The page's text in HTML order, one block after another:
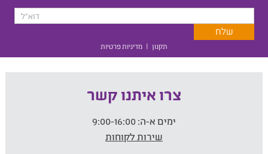
תקנון | מדיניות פרטיות
צרו איתנו קשר
ימים א-ה:
שירות לקוחות